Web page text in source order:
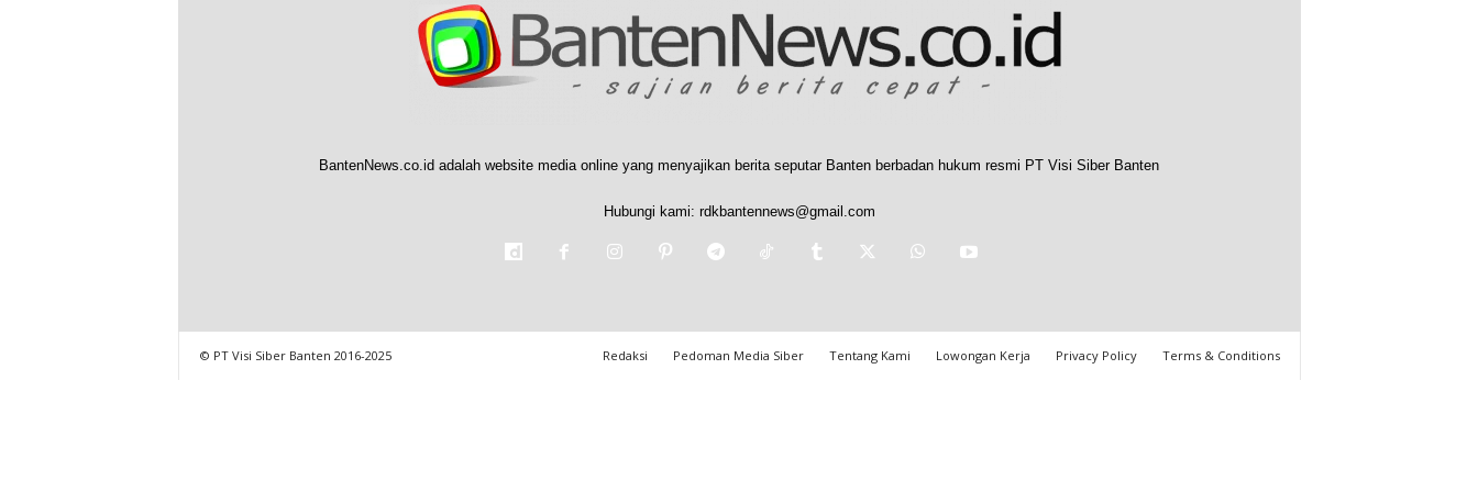
BantenNews.co.id adalah website media online yang menyajikan berita seputar Banten berbadan hukum resmi PT Visi Siber Banten
Hubungi kami: rdkbantennews@gmail.com
Redaksi Pedoman Media Siber Tentang Kami Lowongan Kerja Privacy Policy Terms & Conditions
© PT Visi Siber Banten 2016-2025